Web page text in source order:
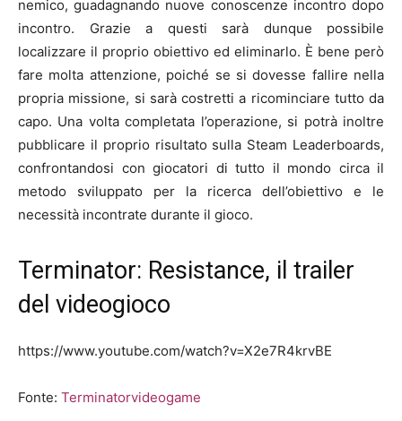
nemico, guadagnando nuove conoscenze incontro dopo
incontro. Grazie a questi sarà dunque possibile
localizzare il proprio obiettivo ed eliminarlo. È bene però
fare molta attenzione, poiché se si dovesse fallire nella
propria missione, si sarà costretti a ricominciare tutto da
capo. Una volta completata l’operazione, si potrà inoltre
pubblicare il proprio risultato sulla Steam Leaderboards,
confrontandosi con giocatori di tutto il mondo circa il
metodo sviluppato per la ricerca dell’obiettivo e le
necessità incontrate durante il gioco.
Terminator: Resistance, il trailer
del videogioco
https://www.youtube.com/watch?v=X2e7R4krvBE
Fonte: Terminatorvideogame